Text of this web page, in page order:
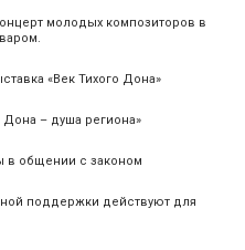
молодых композиторов в
«Век Тихого Дона»
– душа региона»
в общении с законом
поддержки действуют для